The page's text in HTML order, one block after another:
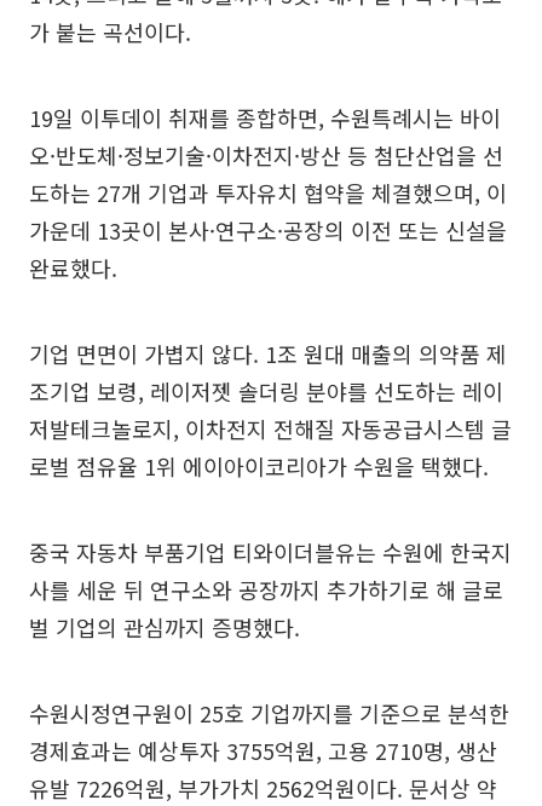
가 붙는 곡선이다.
19일 이투데이 취재를 종합하면, 수원특례시는 바이
오·반도체·정보기술·이차전지·방산 등 첨단산업을 선
도하는 27개 기업과 투자유치 협약을 체결했으며, 이
가운데 13곳이 본사·연구소·공장의 이전 또는 신설을
완료했다.
기업 면면이 가볍지 않다. 1조 원대 매출의 의약품 제
조기업 보령, 레이저젯 솔더링 분야를 선도하는 레이
저발테크놀로지, 이차전지 전해질 자동공급시스템 글
로벌 점유율 1위 에이아이코리아가 수원을 택했다.
중국 자동차 부품기업 티와이더블유는 수원에 한국지
사를 세운 뒤 연구소와 공장까지 추가하기로 해 글로
벌 기업의 관심까지 증명했다.
수원시정연구원이 25호 기업까지를 기준으로 분석한
경제효과는 예상투자 3755억원, 고용 2710명, 생산
유발 7226억원, 부가가치 2562억원이다. 문서상 약